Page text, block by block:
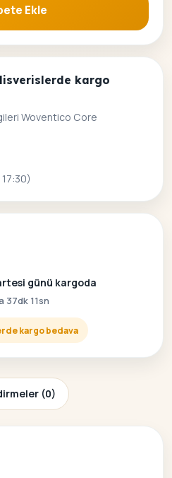
Ekle
kargo
Woventico Core
günü kargoda
37dk 10sn
kargo bedava
(0)